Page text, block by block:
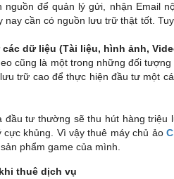
nguồn để quản lý gửi, nhận Email
cần có nguồn lưu trữ thật tốt.
dữ liệu (Tài liệu, hình ảnh,
cũng là một trong những đối
trữ cao để thực hiện đầu tư một
tư thường sẽ thu hút hàng
khủng. Vì vậy thuê máy chủ ảo
phẩm game của mình.
thuê dịch vụ